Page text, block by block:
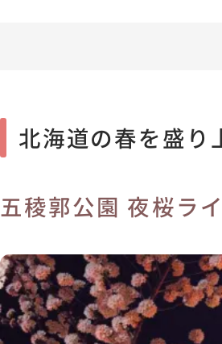
北海道の春を盛り
五稜郭公園 夜桜ラ